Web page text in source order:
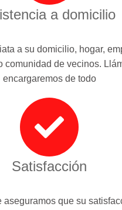
a domicilio
a su domicilio, hogar,
comunidad de vecinos.
encargaremos de todo
Satisfacción
aseguramos que su